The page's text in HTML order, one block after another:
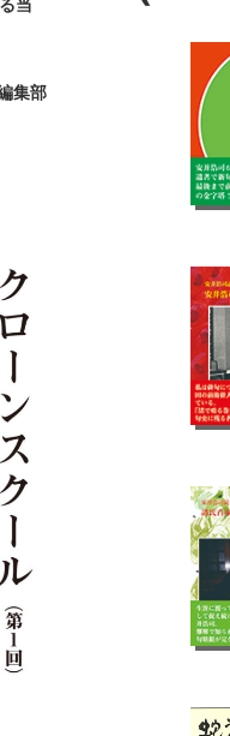
当
集部